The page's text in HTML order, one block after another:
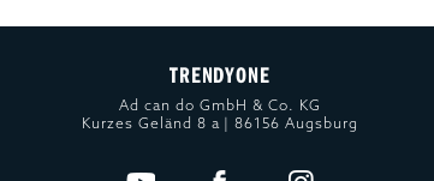
TRENDYONE
Ad can do GmbH & Co. KG
Kurzes Geländ 8 a | 86156 Augsburg